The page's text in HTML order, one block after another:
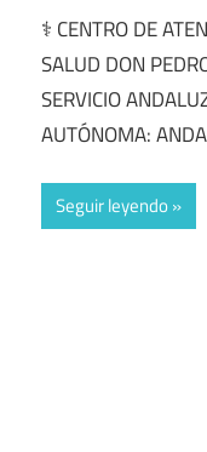
⚕️ CENTRO DE
SALUD DON
SERVICIO
AUTÓNOMA:
Seguir leyendo